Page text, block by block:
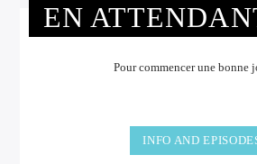
EN
Pour commencer une bonne
INFO AND